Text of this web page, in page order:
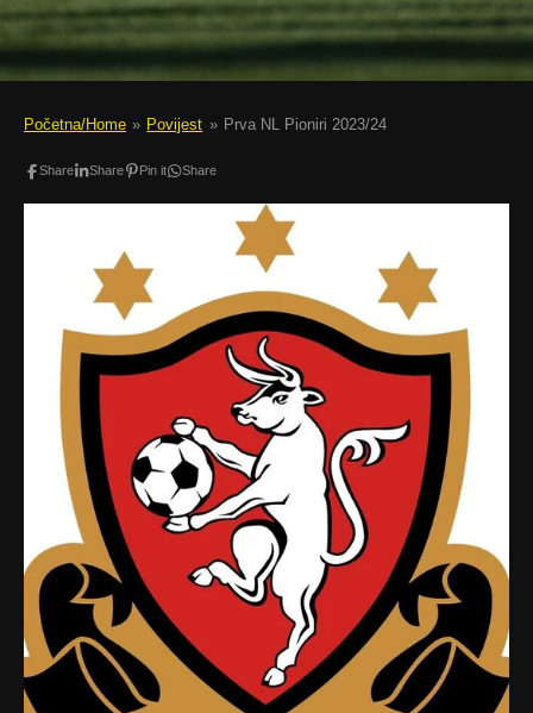
Početna/Home » Povijest » Prva NL Pioniri 2023/24
Share Share Pin it Share